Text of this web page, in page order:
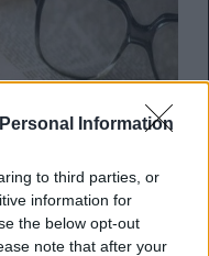
Information
to third parties, or
information for
the below opt-out
note that after your